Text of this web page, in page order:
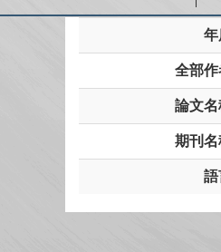
全部
論文
期刊